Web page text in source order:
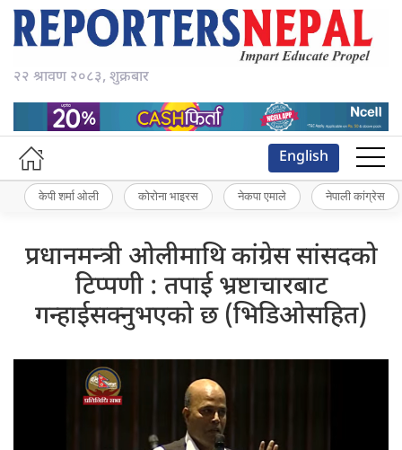
२२ श्रावण २०८३, शुक्रबार
English
केपी शर्मा ओली कोरोना भाइरस नेकपा एमाले नेपाली कांग्रेस
प्रधानमन्त्री ओलीमाथि कांग्रेस सांसदको
टिप्पणी : तपाई भ्रष्टाचारबाट
गन्हाईसक्नुभएको छ (भिडिओसहित)